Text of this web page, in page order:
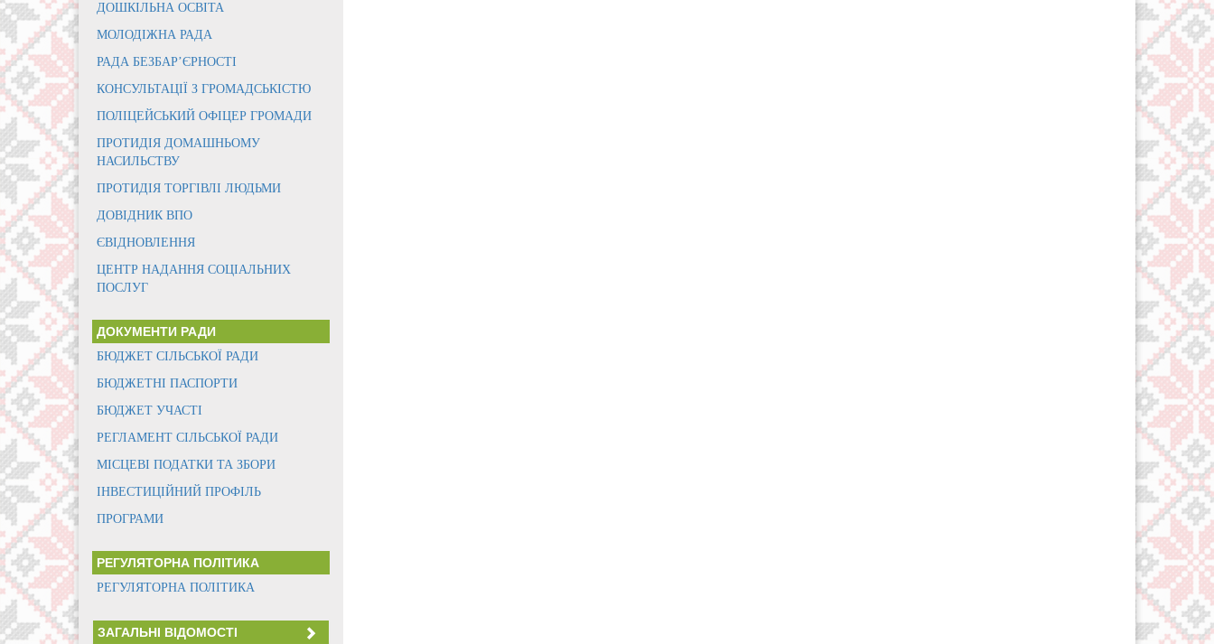
ДОШКІЛЬНА ОСВІТА
МОЛОДІЖНА РАДА
РАДА БЕЗБАР’ЄРНОСТІ
КОНСУЛЬТАЦІЇ З ГРОМАДСЬКІСТЮ
ПОЛІЦЕЙСЬКИЙ ОФІЦЕР ГРОМАДИ
ПРОТИДІЯ ДОМАШНЬОМУ
НАСИЛЬСТВУ
ПРОТИДІЯ ТОРГІВЛІ ЛЮДЬМИ
ДОВІДНИК ВПО
ЄВІДНОВЛЕННЯ
ЦЕНТР НАДАННЯ СОЦІАЛЬНИХ
ПОСЛУГ
ДОКУМЕНТИ РАДИ
БЮДЖЕТ СІЛЬСЬКОЇ РАДИ
БЮДЖЕТНІ ПАСПОРТИ
БЮДЖЕТ УЧАСТІ
РЕГЛАМЕНТ СІЛЬСЬКОЇ РАДИ
МІСЦЕВІ ПОДАТКИ ТА ЗБОРИ
ІНВЕСТИЦІЙНИЙ ПРОФІЛЬ
ПРОГРАМИ
РЕГУЛЯТОРНА ПОЛІТИКА
РЕГУЛЯТОРНА ПОЛІТИКА
ЗАГАЛЬНІ ВІДОМОСТІ